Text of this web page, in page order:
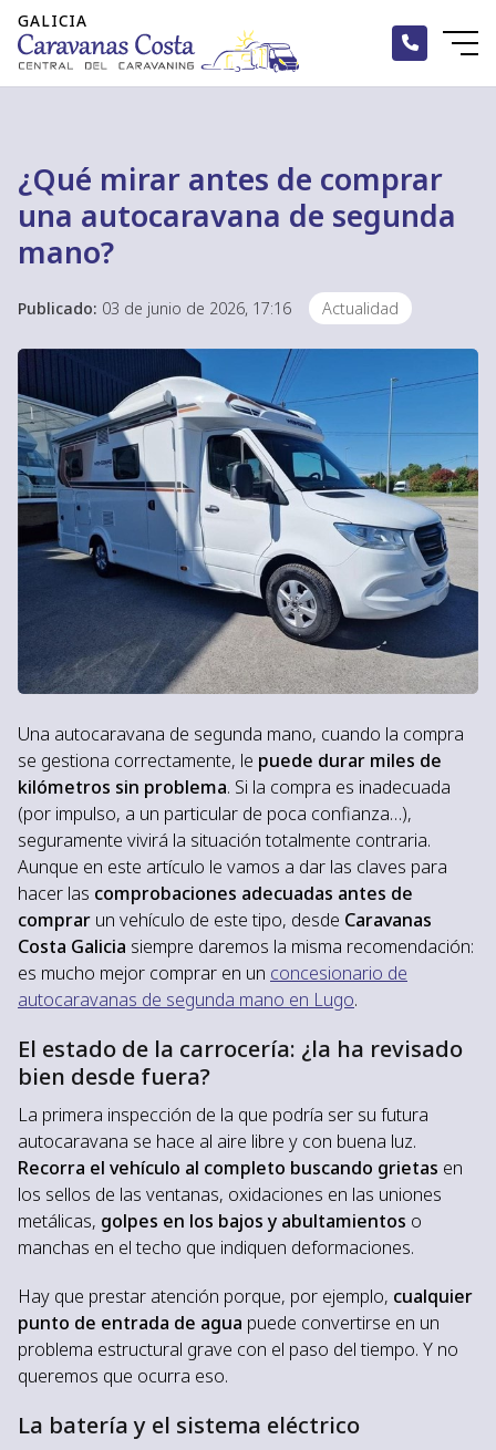
¿Qué mirar antes de comprar
una autocaravana de segunda
mano?
Publicado: 03 de junio de 2026, 17:16 Actualidad
Una autocaravana de segunda mano, cuando la compra
se gestiona correctamente, le puede durar miles de
kilómetros sin problema. Si la compra es inadecuada
(por impulso, a un particular de poca confianza…),
seguramente vivirá la situación totalmente contraria.
Aunque en este artículo le vamos a dar las claves para
hacer las comprobaciones adecuadas antes de
comprar un vehículo de este tipo, desde Caravanas
Costa Galicia siempre daremos la misma recomendación:
es mucho mejor comprar en un concesionario de
autocaravanas de segunda mano en Lugo.
El estado de la carrocería: ¿la ha revisado
bien desde fuera?
La primera inspección de la que podría ser su futura
autocaravana se hace al aire libre y con buena luz.
Recorra el vehículo al completo buscando grietas en
los sellos de las ventanas, oxidaciones en las uniones
metálicas, golpes en los bajos y abultamientos o
manchas en el techo que indiquen deformaciones.
Hay que prestar atención porque, por ejemplo, cualquier
punto de entrada de agua puede convertirse en un
problema estructural grave con el paso del tiempo. Y no
queremos que ocurra eso.
La batería y el sistema eléctrico